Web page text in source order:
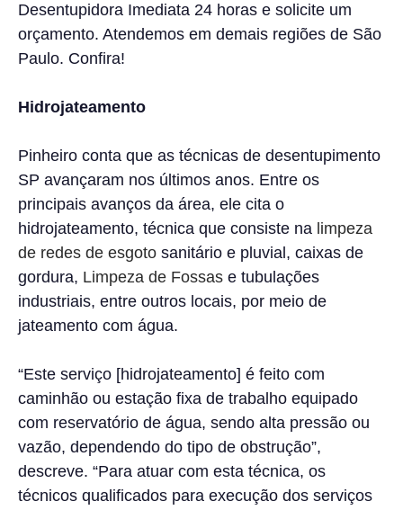
Desentupidora Imediata 24 horas e solicite um
orçamento. Atendemos em demais regiões de São
Paulo. Confira!
Hidrojateamento
Pinheiro conta que as técnicas de desentupimento
SP avançaram nos últimos anos. Entre os
principais avanços da área, ele cita o
hidrojateamento, técnica que consiste na limpeza
de redes de esgoto sanitário e pluvial, caixas de
gordura, Limpeza de Fossas e tubulações
industriais, entre outros locais, por meio de
jateamento com água.
“Este serviço [hidrojateamento] é feito com
caminhão ou estação fixa de trabalho equipado
com reservatório de água, sendo alta pressão ou
vazão, dependendo do tipo de obstrução”,
descreve. “Para atuar com esta técnica, os
técnicos qualificados para execução dos serviços